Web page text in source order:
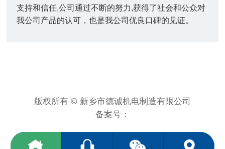
支持和信任,公司通过不断的努力,获得了社会和公众对
我公司产品的认可，也是我公司优良口碑的见证。
版权所有 © 新乡市德诚机电制造有限公司
备案号：